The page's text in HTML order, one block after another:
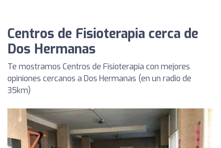
Centros de Fisioterapia cerca de
Dos Hermanas
Te mostramos Centros de Fisioterapia con mejores
opiniones cercanos a Dos Hermanas (en un radio de
35km)